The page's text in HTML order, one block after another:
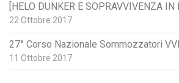
[HELO DUNKER E SOPRAVVIVENZA IN
22 Ottobre 2017
27° Corso Nazionale Sommozzatori
11 Ottobre 2017